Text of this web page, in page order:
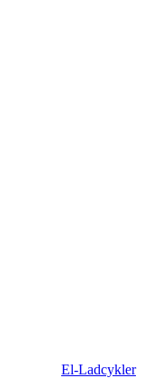
El-Ladcykler